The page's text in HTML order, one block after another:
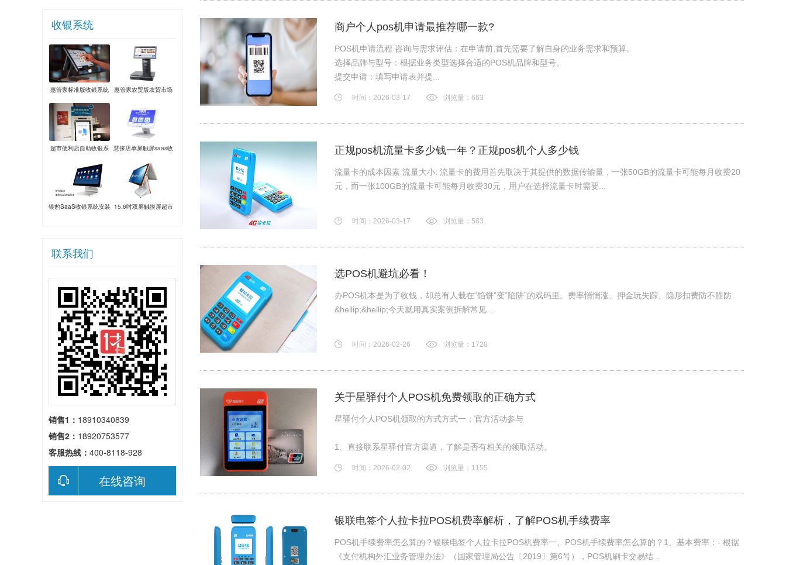
收银系统
惠管家标准版收银系统
惠管家农贸版农贸市场
超市便利店自助收银系 慧徕店单屏触屏saas收
银系统
银豹SaaS收银系统安装 15.6吋双屏触摸屏超市
联系我们
销售1： 18910340839
销售2： 18920753577
客服热线： 400-8118-928
在线咨询
商户个人pos机申请最推荐哪一款?
POS机申请流程 咨询与需求评估：在申请前,首先需要了解自身的业务需求和预算。
选择品牌与型号：根据业务类型选择合适的POS机品牌和型号。
提交申请：填写申请表并提...
时间：2026-03-17 浏览量：663
正规pos机流量卡多少钱一年？正规pos机个人多少钱
流量卡的成本因素 流量大小: 流量卡的费用首先取决于其提供的数据传输量，一张50GB的流量卡可能每月收费20
元，而一张100GB的流量卡可能每月收费30元，用户在选择流量卡时需要...
时间：2026-03-17 浏览量：583
选POS机避坑必看！
办POS机本是为了收钱，却总有人栽在“馅饼”变“陷阱”的戏码里。费率悄悄涨、押金玩失踪、隐形扣费防不胜防
&hellip;&hellip;今天就用真实案例拆解常见...
时间：2026-02-26 浏览量：1728
关于星驿付个人POS机免费领取的正确方式
星驿付个人POS机领取的方式方式一：官方活动参与
1、直接联系星驿付官方渠道，了解是否有相关的领取活动。
时间：2026-02-02 浏览量：1155
银联电签个人拉卡拉POS机费率解析，了解POS机手续费率
POS机手续费率怎么算的？银联电签个人拉卡拉POS机费率一、POS机手续费率怎么算的？1、基本费率：- 根据
《支付机构外汇业务管理办法》（国家管理局公告〔2019〕第6号），POS机刷卡交易结...